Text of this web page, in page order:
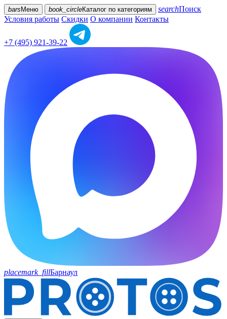
bars Меню book_circleКаталог по категориям searchПоиск
Условия работы Скидки О компании Контакты
+7 (495) 921-39-22
placemark_fillБарнаул